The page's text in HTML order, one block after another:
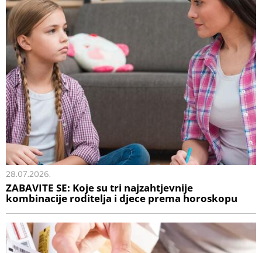
28.07.2026.
ZABAVITE SE: Koje su tri najzahtjevnije
kombinacije roditelja i djece prema horoskopu